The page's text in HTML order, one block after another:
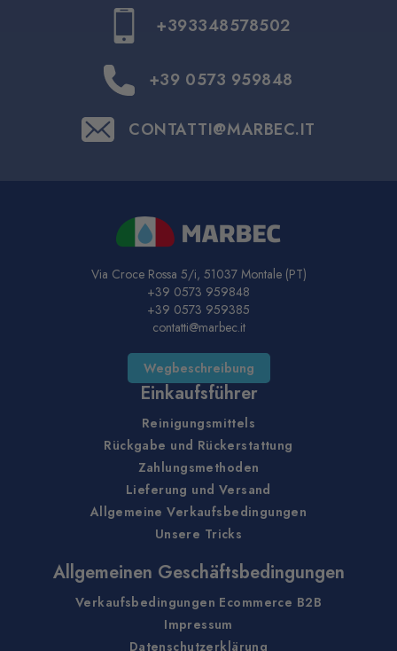
+393348578502
+39 0573 959848
CONTATTI@MARBEC.IT
Via Croce Rossa 5/i, 51037 Montale (PT)
+39 0573 959848
+39 0573 959385
contatti@marbec.it
Wegbeschreibung
Einkaufsführer
Reinigungsmittels
Rückgabe und Rückerstattung
Zahlungsmethoden
Lieferung und Versand
Allgemeine Verkaufsbedingungen
Unsere Tricks
Allgemeinen Geschäftsbedingungen
Verkaufsbedingungen Ecommerce B2B
Impressum
Datenschutzerklärung